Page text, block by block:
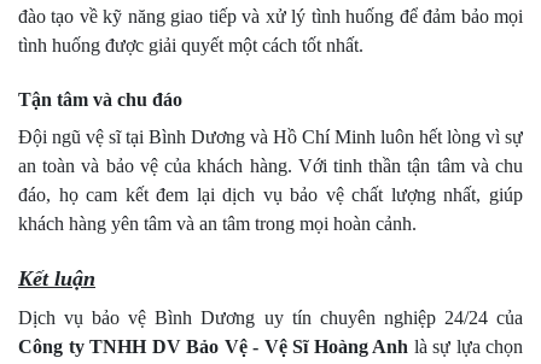
đào tạo về kỹ năng giao tiếp và xử lý tình huống để đảm bảo mọi
tình huống được giải quyết một cách tốt nhất.
Tận tâm và chu đáo
Đội ngũ vệ sĩ tại Bình Dương và Hồ Chí Minh luôn hết lòng vì sự
an toàn và bảo vệ của khách hàng. Với tinh thần tận tâm và chu
đáo, họ cam kết đem lại dịch vụ bảo vệ chất lượng nhất, giúp
khách hàng yên tâm và an tâm trong mọi hoàn cảnh.
Kết luận
Dịch vụ bảo vệ Bình Dương uy tín chuyên nghiệp 24/24 của
Công ty TNHH DV Bảo Vệ - Vệ Sĩ Hoàng Anh là sự lựa chọn